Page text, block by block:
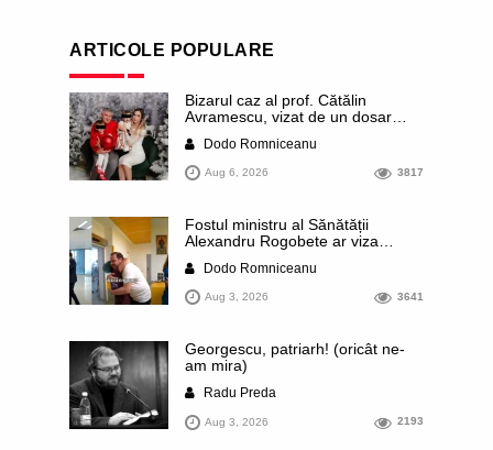
ARTICOLE POPULARE
Bizarul caz al prof. Cătălin
Avramescu, vizat de un dosar
infantilă”. Miroase a execuție
stalinistă. Cea mai imundă parte a
presei publică inclusiv documente
dezvăluite date ultra-personale
ale profesorului, inclusiv
diagnostice și tratamente
Dodo Romniceanu
Aug 6, 2026 3817
Fostul ministru al Sănătății
Alexandru Rogobete ar viza
al orașului Timișoara. Pesedistul
publică imagini demne de Coreea
de Nord cu femei din Timișoara
Dodo Romniceanu
Aug 3, 2026 3641
Georgescu, patriarh! (oricât ne-
am mira)
Radu Preda
Aug 3, 2026 2193